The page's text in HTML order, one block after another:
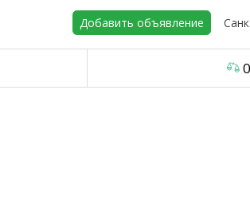
Добавить объявление
0